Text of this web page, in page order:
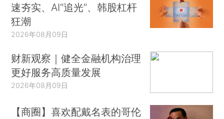
速夯实、AI“追光”、韩股杠杆
狂潮
2026年08月09日
财新观察｜健全金融机构治理
更好服务高质量发展
2026年08月09日
【商圈】喜欢配戴名表的哥伦